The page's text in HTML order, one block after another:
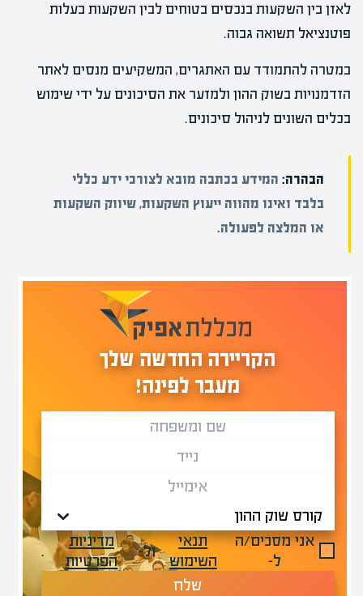
לאזן בין השקעות בנכסים בטוחים לבין השקעות בעלות
פוטנציאל תשואה גבוה.
במטרה להתמודד עם האתגרים, המשקיעים מנסים לאתר
הזדמנויות בשוק ההון ולמזער את הסיכונים על ידי שימוש
בכלים השונים לניהול סיכונים.
הבהרה: המידע בכתבה מובא לצורכי ידע כללי
בלבד ואינו מהווה ייעוץ השקעות, שיווק השקעות
או המלצה לפעולה.
הקריירה החדשה שלך
מעבר לפינה!
אני מסכים/ה
ל-
תנאי
השימוש
ול-
מדיניות
הפרטיות
.
שלח